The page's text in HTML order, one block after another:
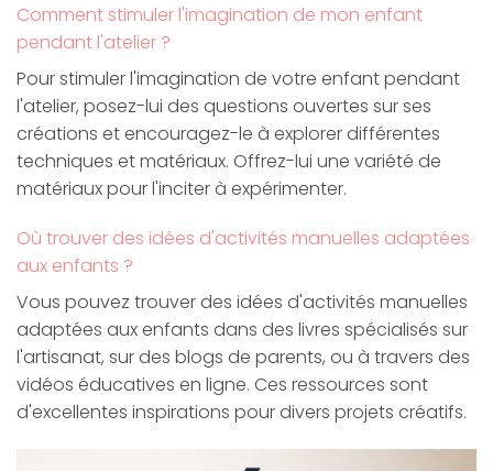
Comment stimuler l'imagination de mon enfant
pendant l'atelier ?
Pour stimuler l'imagination de votre enfant pendant
l'atelier, posez-lui des questions ouvertes sur ses
créations et encouragez-le à explorer différentes
techniques et matériaux. Offrez-lui une variété de
matériaux pour l'inciter à expérimenter.
Où trouver des idées d'activités manuelles adaptées
aux enfants ?
Vous pouvez trouver des idées d'activités manuelles
adaptées aux enfants dans des livres spécialisés sur
l'artisanat, sur des blogs de parents, ou à travers des
vidéos éducatives en ligne. Ces ressources sont
d'excellentes inspirations pour divers projets créatifs.